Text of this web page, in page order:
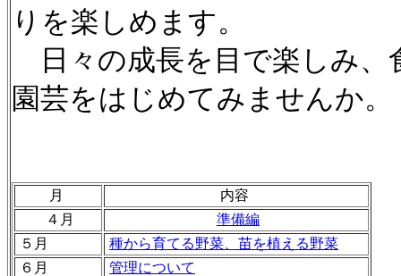
りを楽しめます。
日々の成長を目で楽しみ、
園芸をはじめてみませんか。
月
内容
４月
準備編
５月
種から育てる野菜、苗を植える野菜
６月
管理について